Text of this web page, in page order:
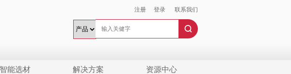
注册 登录 联系我们
智能选材 解决方案 资源中心